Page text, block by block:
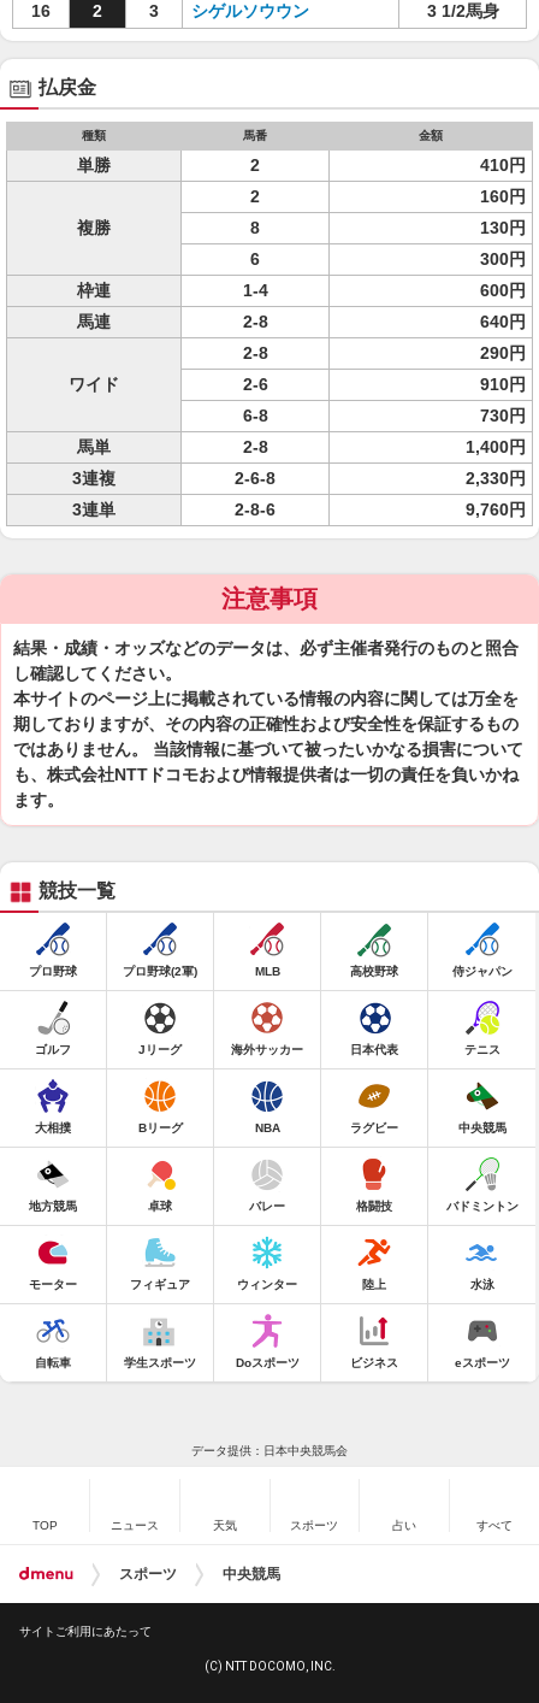
16
2 3 シゲルソウウン 3 1/2馬身
払戻金
種類 馬番 金額
単勝 2 410円
複勝
2
160円
8
130円
6
300円
枠連
1-4
600円
馬連
2-8 640円
ワイド
2-8
290円
2-6
910円
6-8
730円
馬単
2-8
1,400円
3連複
2-6-8
2,330円
3連単
2-8-6 9,760円
注意事項
結果・成績・オッズなどのデータは、必ず主催者発行のものと照合
し確認してください。
本サイトのページ上に掲載されている情報の内容に関しては万全を
期しておりますが、その内容の正確性および安全性を保証するもの
ではありません。 当該情報に基づいて被ったいかなる損害について
も、株式会社NTTドコモおよび情報提供者は一切の責任を負いかね
ます。
競技一覧
プロ野球 プロ野球(2軍) MLB 高校野球 侍ジャパン
ゴルフ Jリーグ 海外サッカー 日本代表 テニス
大相撲 Bリーグ NBA ラグビー 中央競馬
地方競馬 卓球 バレー 格闘技 バドミントン
モーター フィギュア ウィンター 陸上 水泳
自転車 学生スポーツ Doスポーツ ビジネス eスポーツ
データ提供：日本中央競馬会
TOP ニュース 天気 スポーツ 占い すべて
スポーツ 中央競馬
サイトご利用にあたって
(C) NTT DOCOMO, INC.